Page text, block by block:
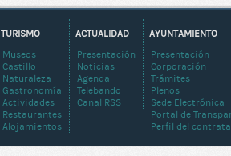
AYUNTAMIENTO
Presentación
Corporación
Trámites
Plenos
Sede Electrónica
Portal de
Perfil del
ACTUALIDAD
Presentación
Noticias
Agenda
Telebando
Canal RSS
TURISMO
Museos
Castillo
Naturaleza
Gastronomía
Actividades
Restaurantes
Alojamientos